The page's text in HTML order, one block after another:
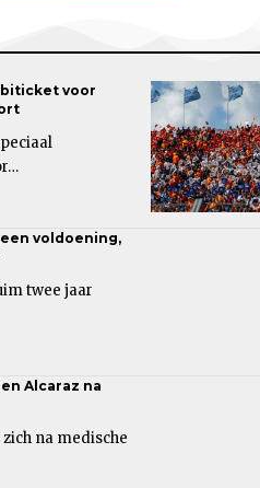
voor
voldoening,
twee jaar
Alcaraz na
na medische